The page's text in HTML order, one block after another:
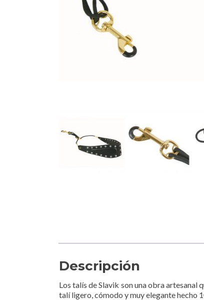
Descripción
Los talís de Slavik son una obra artesanal
talí ligero, cómodo y muy elegante hecho